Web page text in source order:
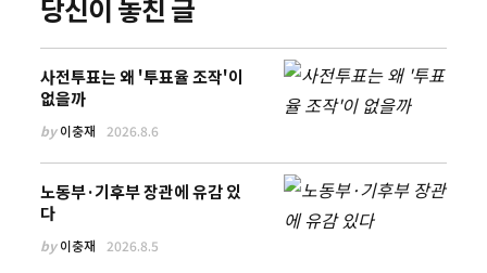
당신이 놓친 글
사전투표는 왜 '투표율 조작'이
없을까
by이충재 2026.8.6
노동부·기후부 장관에 유감 있
다
by이충재 2026.8.5